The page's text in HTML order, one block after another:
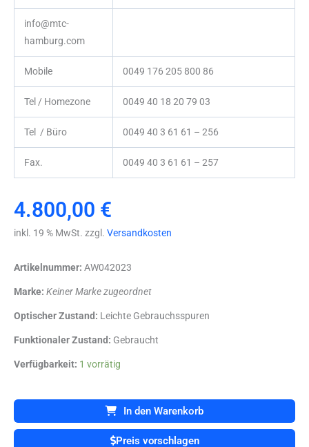
info@mtc-
hamburg.com
Mobile 0049 176 205 800 86
Tel / Homezone 0049 40 18 20 79 03
Tel / Büro 0049 40 3 61 61 – 256
Fax. 0049 40 3 61 61 – 257
4.800,00 €
inkl. 19 % MwSt. zzgl. Versandkosten
Artikelnummer: AW042023
Marke: Keiner Marke zugeordnet
Optischer Zustand: Leichte Gebrauchsspuren
Funktionaler Zustand: Gebraucht
Verfügbarkeit: 1 vorrätig
GE
AMX
4
Portable
In den Warenkorb
Preis vorschlagen